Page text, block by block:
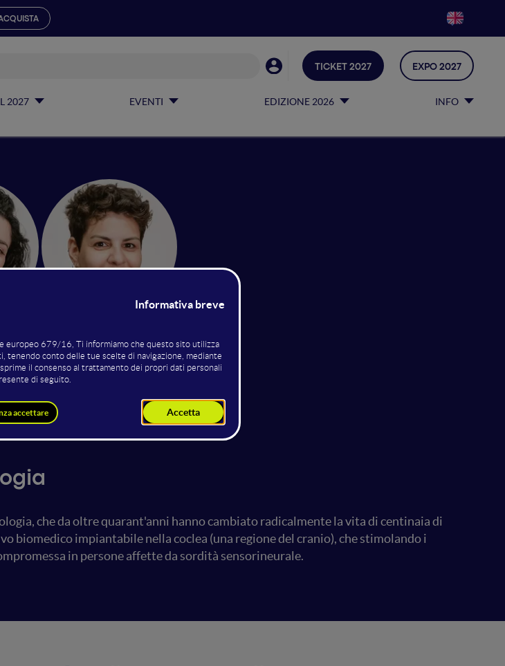
2027 EVENTI EDIZIONE 2026 INFO
TICKET 2027 EXPO 2027
Social media expert e founder
The Deaf Soul
che da oltre quarant'anni hanno cambiato radicalmente la vita di centinaia di
biomedico impiantabile nella coclea (una regione del cranio), che stimolando i
in persone affette da sordità sensorineurale.